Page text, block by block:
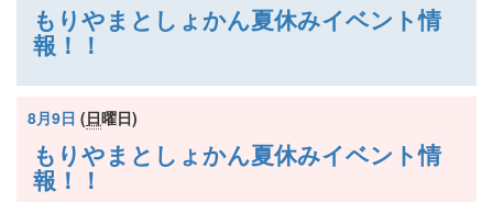
もりやまとしょかん夏休みイベント情
報！！
8月9日 (日曜日)
もりやまとしょかん夏休みイベント情
報！！